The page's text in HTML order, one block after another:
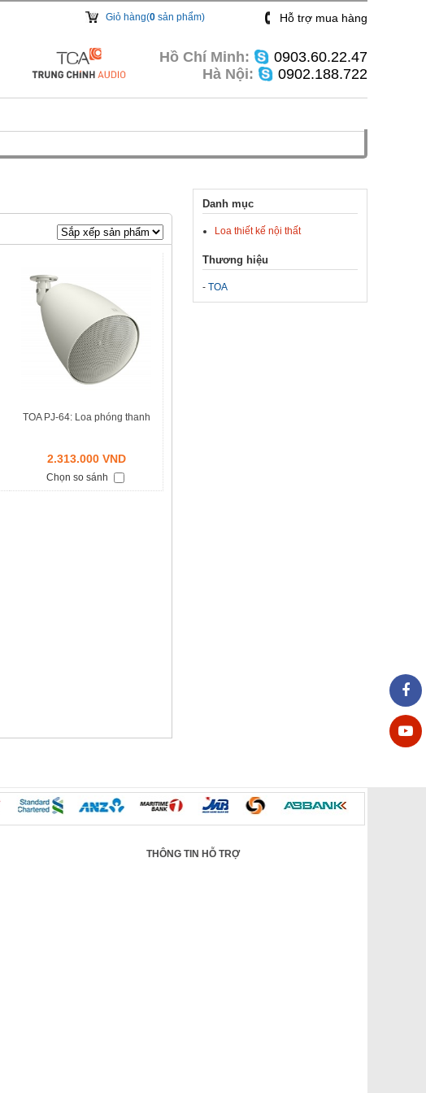
Hỗ trợ mua hàng
Hồ Chí Minh:
0903.60.22.47
Hà Nội:
0902.188.722
Giỏ hàng(0 sản phẩm)
Danh mục
Loa thiết kế nội thất
Thương hiệu
- TOA
TOA PJ-64: Loa phóng thanh
2.313.000 VND
Chọn so sánh
THÔNG TIN HỖ TRỢ